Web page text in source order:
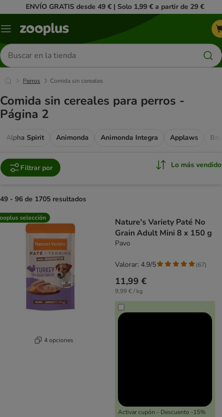
ENVÍO GRATIS desde 49 € | Solo 1,99 € a partir de 29 €
Menú
Buscar
productos
Perros Comida sin cereales
Comida sin cereales para perros -
Página 2
Alpha Spirit Animonda Animonda Integra Applaws
Filtrar por Lo más vendido
49 - 96 de 1705 resultados
product items have been changed
selección
4 opciones
Nature's Variety Paté No
Grain Adult Mini 8 x 150 g
Pavo
11,99 €
9,99 € / kg
Activar cupón - Descuento -15%
Valorar: 4.9/5 (67)